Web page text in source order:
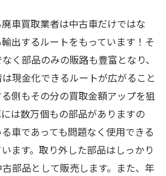
車買取業者は中古車だけではな
出するルートをもっています！そ
く部品のみの販路も豊富となり、
現金化できるルートが広がること
側もその分の買取金額アップを狙
は数万個もの部品がありますの
車であっても問題なく使用できる
ます。取り外した部品はしっかり
部品として販売します。また、年